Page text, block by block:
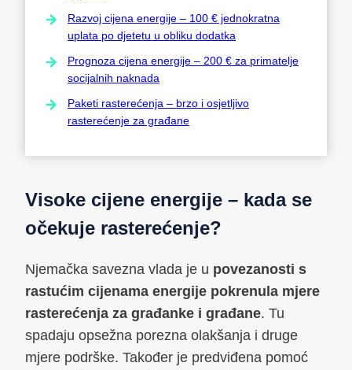
Razvoj cijena energije – 100 € jednokratna
uplata po djetetu u obliku dodatka
Prognoza cijena energije – 200 € za primatelje
socijalnih naknada
Paketi rasterećenja – brzo i osjetljivo
rasterećenje za građane
Visoke cijene energije – kada se
očekuje rasterećenje?
Njemačka savezna vlada je u povezanosti s
rastućim cijenama energije pokrenula mjere
rasterećenja za građanke i građane. Tu
spadaju opsežna porezna olakšanja i druge
mjere podrške. Također je predviđena pomoć